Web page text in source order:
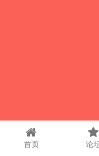
首页 论